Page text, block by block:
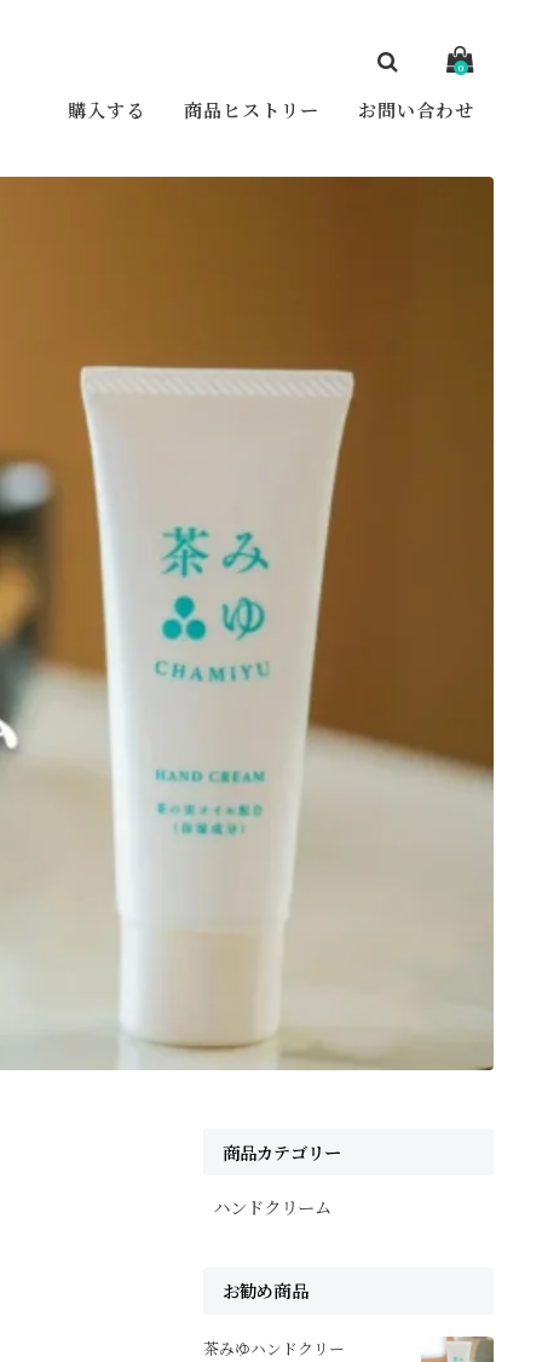
0
購入する 商品ヒストリー お問い合わせ
商品カテゴリー
ハンドクリーム
お勧め商品
茶みゆハンドクリー